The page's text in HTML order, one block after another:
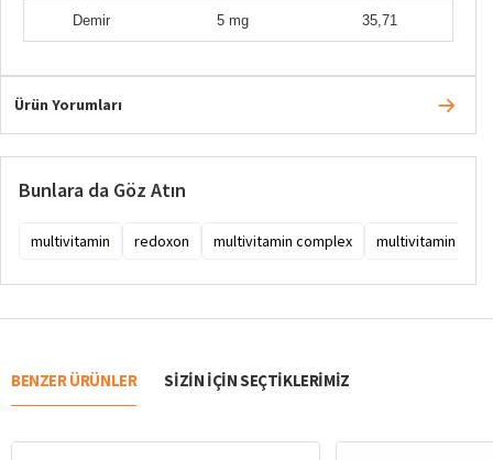
Demir 5 mg 35,71
Ürün Yorumları
Bunlara da Göz Atın
multivitamin redoxon multivitamin complex multivitamin ne
BENZER ÜRÜNLER SIZIN IÇIN SEÇTIKLERIMIZ